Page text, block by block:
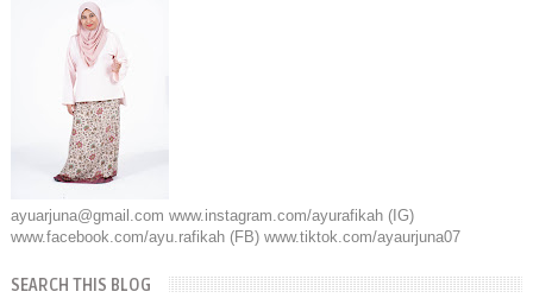
ayuarjuna@gmail.com www.instagram.com/ayurafikah (IG)
www.facebook.com/ayu.rafikah (FB) www.tiktok.com/ayaurjuna07
SEARCH THIS BLOG